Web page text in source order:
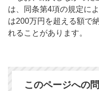
は、同条第4項の規定に
は200万円を超える額で
れることがあります。
このページへの